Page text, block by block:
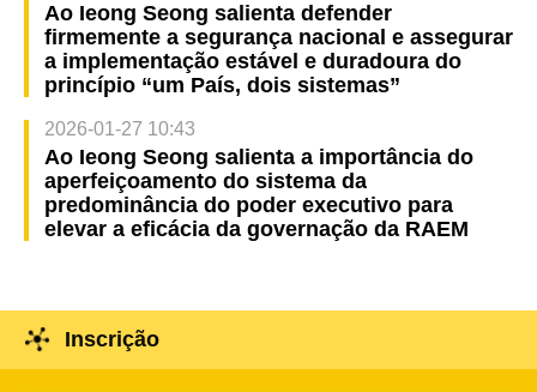
Ao Ieong Seong salienta defender
firmemente a segurança nacional e assegurar
a implementação estável e duradoura do
princípio “um País, dois sistemas”
2026-01-27 10:43
Ao Ieong Seong salienta a importância do
aperfeiçoamento do sistema da
predominância do poder executivo para
elevar a eficácia da governação da RAEM
Inscrição